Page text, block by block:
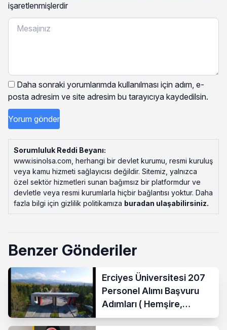
işaretlenmişlerdir
Daha sonraki yorumlarımda kullanılması için adım, e-
posta adresim ve site adresim bu tarayıcıya kaydedilsin.
Sorumluluk Reddi Beyanı:
www.isinolsa.com, herhangi bir devlet kurumu, resmi kuruluş
veya kamu hizmeti sağlayıcısı değildir. Sitemiz, yalnızca
özel sektör hizmetleri sunan bağımsız bir platformdur ve
devletle veya resmi kurumlarla hiçbir bağlantısı yoktur. Daha
fazla bilgi için gizlilik politikamıza buradan ulaşabilirsiniz.
Benzer Gönderiler
Erciyes Üniversitesi 207
Personel Alımı Başvuru
Adımları ( Hemşire,
Temizlik Personeli )